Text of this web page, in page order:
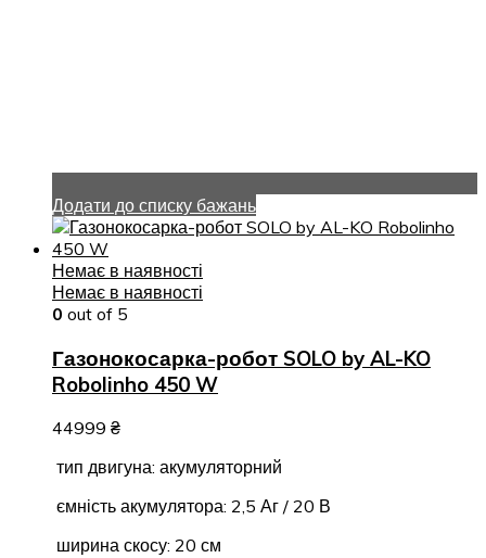
Додати до списку бажань
Немає в наявності
Немає в наявності
0 out of 5
Газонокосарка-робот SOLO by AL-KO
Robolinho 450 W
44999 ₴
тип двигуна: акумуляторний
ємність акумулятора: 2,5 Аг / 20 В
ширина скосу: 20 см